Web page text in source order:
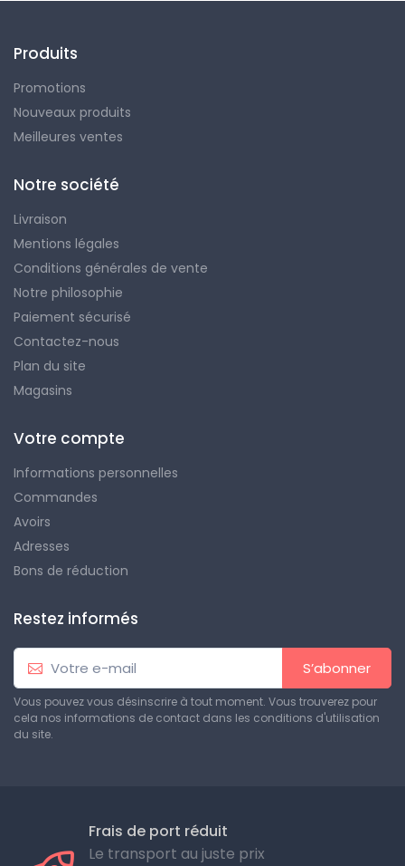
Produits
Promotions
Nouveaux produits
Meilleures ventes
Notre société
Livraison
Mentions légales
Conditions générales de vente
Notre philosophie
Paiement sécurisé
Contactez-nous
Plan du site
Magasins
Votre compte
Informations personnelles
Commandes
Avoirs
Adresses
Bons de réduction
Restez informés
S’abonner
Vous pouvez vous désinscrire à tout moment. Vous trouverez pour
cela nos informations de contact dans les conditions d'utilisation
du site.
Frais de port réduit
Le transport au juste prix